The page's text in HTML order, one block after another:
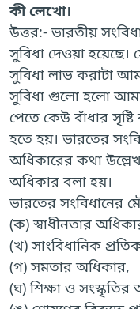
কী লেখো।
উত্তর:- ভারতীয়
সুবিধা দেওয়া
সুবিধা লাভ করাটা
সুবিধা গুলো হলো
পেতে কেউ বাঁধার
হতে হয়। ভারতের
অধিকারের কথা
অধিকার বলা হয়।
ভারতের
(ক) স্বাধীনতার
(খ) সাংবিধানিক
(গ) সমতার অধিকার,
(ঘ) শিক্ষা ও সংস্কৃতির